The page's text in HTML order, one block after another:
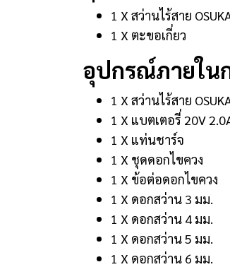
1 X สว่านไร้สาย
1 X ตะขอเกี่ยว
อุปกรณ์ภายใน
1 X สว่านไร้สาย
1 X แบตเตอรี่ 20V
1 X แท่นชาร์จ
1 X ชุดดอกไขควง
1 X ข้อต่อดอกไขควง
1 X ดอกสว่าน 3 มม.
1 X ดอกสว่าน 4 มม.
1 X ดอกสว่าน 5 มม.
1 X ดอกสว่าน 6 มม.